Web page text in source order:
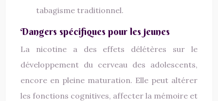
tabagisme traditionnel.
Dangers spécifiques pour les jeunes
La nicotine a des effets délétères sur le
développement du cerveau des adolescents,
encore en pleine maturation. Elle peut altérer
les fonctions cognitives, affecter la mémoire et